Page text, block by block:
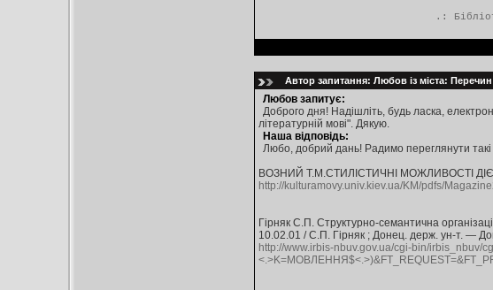
.:
Автор запитання: Любов із міста:
Любов запитує:
Доброго дня! Надішліть, будь ласка,
літературній мові". Дякую.
Наша відповідь:
Любо, добрий дань! Радимо переглянути
ВОЗНИЙ Т.М.СТИЛІСТИЧНІ МОЖЛИВОСТІ
http://kulturamovy.univ.kiev.ua/KM/pdfs/
Гірняк С.П. Структурно-семантична
10.02.01 / С.П. Гірняк ; Донец. держ. ун-т. —
http://www.irbis-nbuv.gov.ua/cgi-bin/